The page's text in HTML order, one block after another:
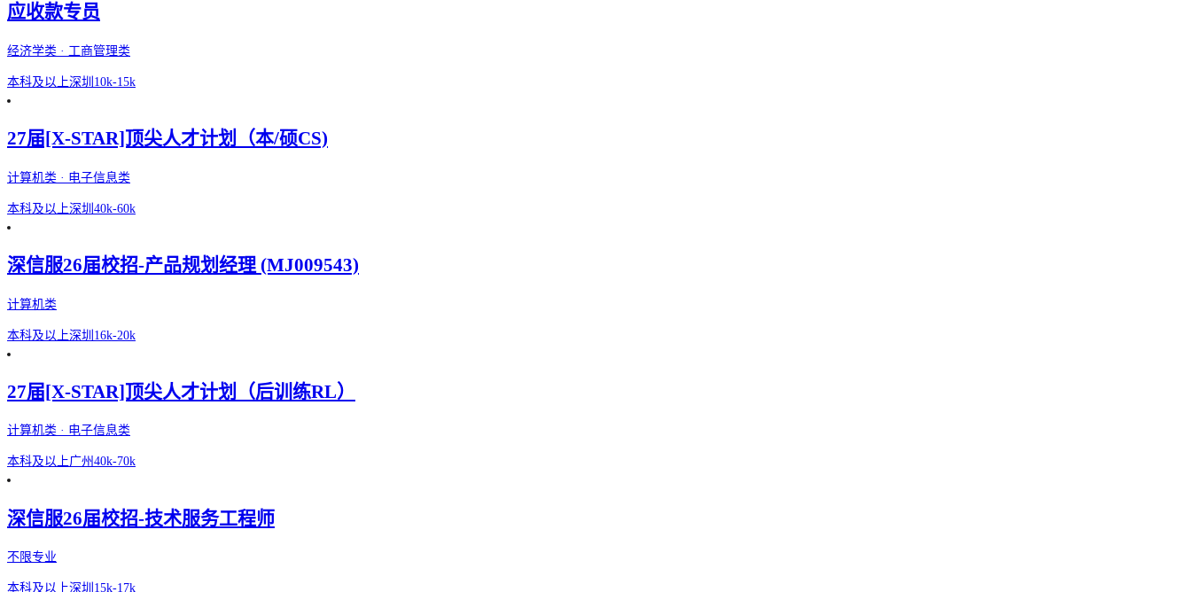
应收款专员
经济学类 · 工商管理类
本科及以上深圳 10k-15k
27届[X-STAR]顶尖人才计划（本/硕CS)
计算机类 · 电子信息类
本科及以上深圳 40k-60k
深信服26届校招-产品规划经理 (MJ009543)
计算机类
本科及以上深圳 16k-20k
27届[X-STAR]顶尖人才计划（后训练RL）
计算机类 · 电子信息类
本科及以上广州 40k-70k
深信服26届校招-技术服务工程师
不限专业
本科及以上深圳 15k-17k